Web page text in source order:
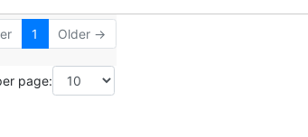
1 Older →
page: